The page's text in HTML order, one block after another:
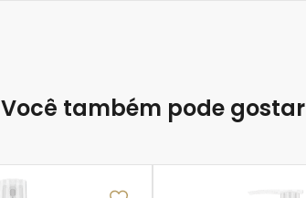
Você também pode gostar